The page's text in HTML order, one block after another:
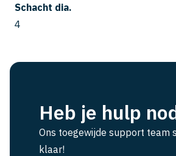
Schacht dia.
4
Heb je hulp
Ons toegewijde support team
klaar!